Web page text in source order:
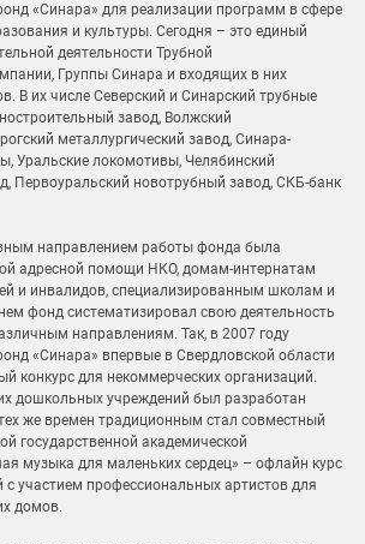
«Синара» для реализации программ в сфере
и культуры. Сегодня – это единый
деятельности Трубной
Группы Синара и входящих в них
В их числе Северский и Синарский трубные
завод, Волжский
металлургический завод, Синара-
Уральские локомотивы, Челябинский
Первоуральский новотрубный завод, СКБ-банк
направлением работы фонда была
адресной помощи НКО, домам-интернатам
и инвалидов, специализированным школам и
фонд систематизировал свою деятельность
направлениям. Так, в 2007 году
«Синара» впервые в Свердловской области
конкурс для некоммерческих организаций.
дошкольных учреждений был разработан
же времен традиционным стал совместный
государственной академической
музыка для маленьких сердец» – офлайн курс
участием профессиональных артистов для
домов.